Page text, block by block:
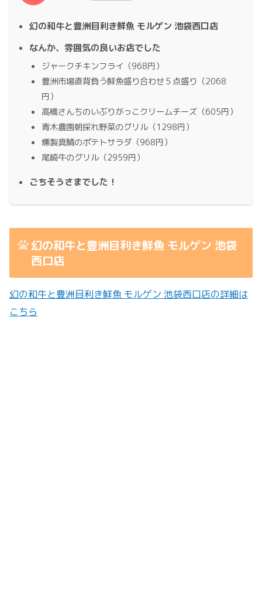
幻の和牛と豊洲目利き鮮魚 モルゲン 池袋西口店
なんか、雰囲気の良いお店でした
ジャークチキンフライ（968円）
豊洲市場直背負う鮮魚盛り合わせ５点盛り（2068
円）
高橋さんちのいぶりがっこクリームチーズ（605円）
青木農園朝採れ野菜のグリル（1298円）
燻製真鯖のポテトサラダ（968円）
尾崎牛のグリル（2959円）
ごちそうさまでした！
幻の和牛と豊洲目利き鮮魚 モルゲン 池袋
西口店
幻の和牛と豊洲目利き鮮魚 モルゲン 池袋西口店の詳細は
こちら